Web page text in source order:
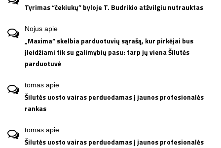
Tyrimas “čekiukų” byloje T. Budrikio atžvilgiu nutrauktas
Nojus apie
„Maxima“ skelbia parduotuvių sąrašą, kur pirkėjai bus
įleidžiami tik su galimybių pasu: tarp jų viena Šilutės
parduotuvė
tomas apie
Šilutės uosto vairas perduodamas į jaunos profesionalės
rankas
tomas apie
Šilutės uosto vairas perduodamas į jaunos profesionalės